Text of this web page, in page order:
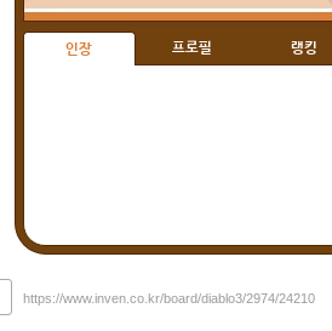
인장 프로필 랭킹
https://www.inven.co.kr/board/diablo3/2974/24210